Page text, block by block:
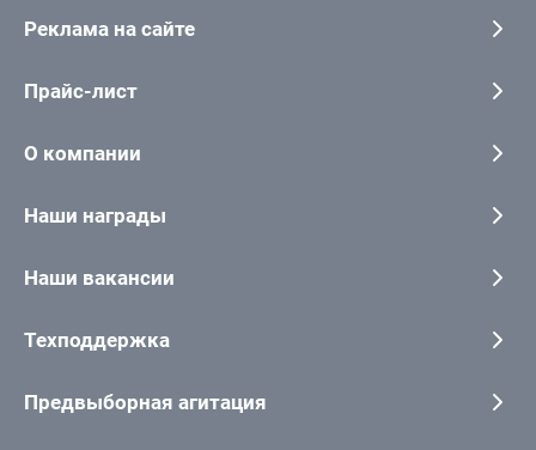
Реклама на сайте
Прайс-лист
О компании
Наши награды
Наши вакансии
Техподдержка
Предвыборная агитация